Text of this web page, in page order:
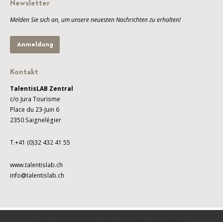
Newsletter
Melden Sie sich an, um unsere neuesten Nachrichten zu erhalten!
Anmeldung
Kontakt
TalentisLAB Zentral
c/o Jura Tourisme
Place du 23-Juin 6
2350 Saignelégier
T.+41 (0)32 432 41 55
www.talentislab.ch
info@talentislab.ch